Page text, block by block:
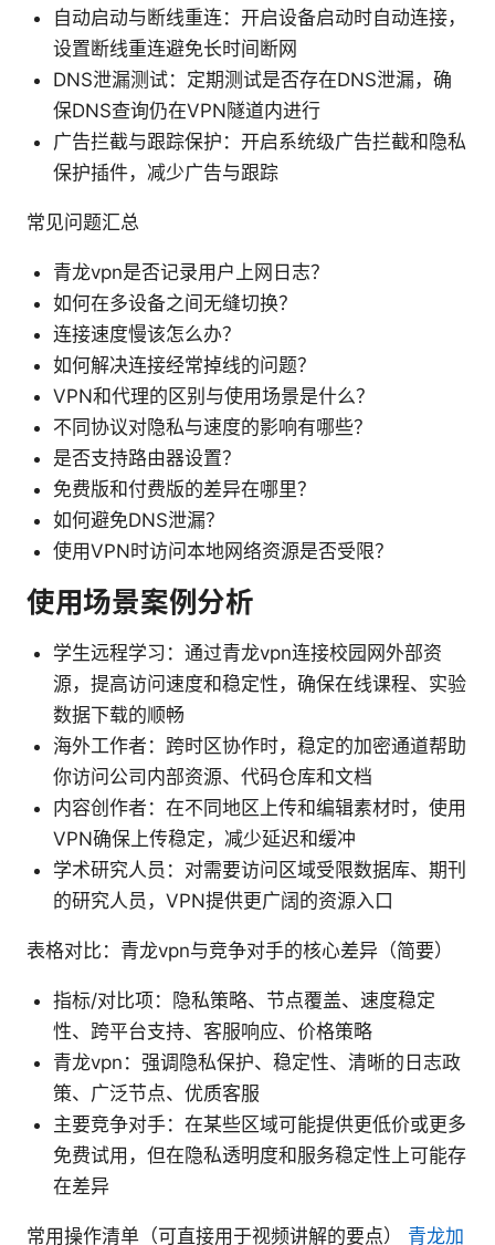
自动启动与断线重连：开启设备启动时自动连接，
设置断线重连避免长时间断网
DNS泄漏测试：定期测试是否存在DNS泄漏，确
保DNS查询仍在VPN隧道内进行
广告拦截与跟踪保护：开启系统级广告拦截和隐私
保护插件，减少广告与跟踪
常见问题汇总
青龙vpn是否记录用户上网日志？
如何在多设备之间无缝切换？
连接速度慢该怎么办？
如何解决连接经常掉线的问题？
VPN和代理的区别与使用场景是什么？
不同协议对隐私与速度的影响有哪些？
是否支持路由器设置？
免费版和付费版的差异在哪里？
如何避免DNS泄漏？
使用VPN时访问本地网络资源是否受限？
使用场景案例分析
学生远程学习：通过青龙vpn连接校园网外部资
源，提高访问速度和稳定性，确保在线课程、实验
数据下载的顺畅
海外工作者：跨时区协作时，稳定的加密通道帮助
你访问公司内部资源、代码仓库和文档
内容创作者：在不同地区上传和编辑素材时，使用
VPN确保上传稳定，减少延迟和缓冲
学术研究人员：对需要访问区域受限数据库、期刊
的研究人员，VPN提供更广阔的资源入口
表格对比：青龙vpn与竞争对手的核心差异（简要）
指标/对比项：隐私策略、节点覆盖、速度稳定
性、跨平台支持、客服响应、价格策略
青龙vpn：强调隐私保护、稳定性、清晰的日志政
策、广泛节点、优质客服
主要竞争对手：在某些区域可能提供更低价或更多
免费试用，但在隐私透明度和服务稳定性上可能存
在差异
常用操作清单（可直接用于视频讲解的要点） 青龙加